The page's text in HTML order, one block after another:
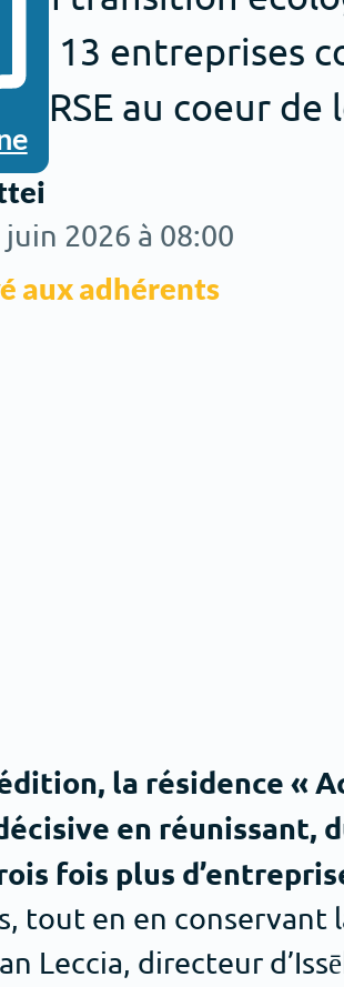
13 entreprises
la RSE au coeur
2026 à 08:00
aux adhérents
la résidence «
en réunissant,
fois plus
tout en en
Leccia, directeur